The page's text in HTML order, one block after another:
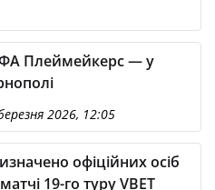
Плеймейкерс — у
2026, 12:05
офіційних осіб
19-го туру VBET